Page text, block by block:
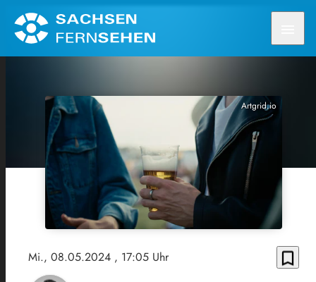
Artgrid.io
Mi., 08.05.2024 , 17:05 Uhr bookmark_border